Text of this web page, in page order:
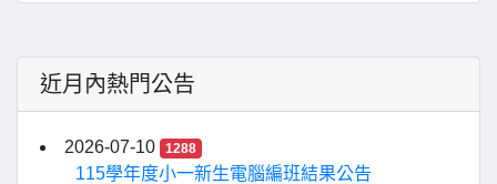
近月內熱門公告
2026-07-10 1288
115學年度小一新生電腦編班結果公告